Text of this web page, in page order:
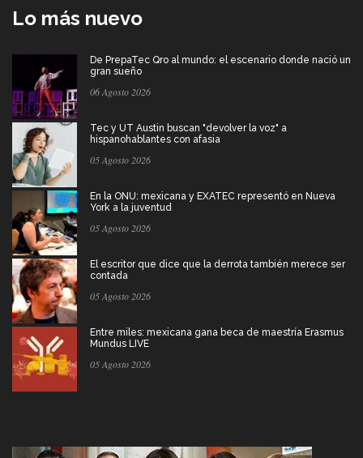
Lo más nuevo
De PrepaTec Qro al mundo: el escenario donde nació un
gran sueño
06 Agosto 2026
Tec y UT Austin buscan "devolver la voz" a
hispanohablantes con afasia
05 Agosto 2026
En la ONU: mexicana y EXATEC representó en Nueva
York a la juventud
05 Agosto 2026
El escritor que dice que la derrota también merece ser
contada
05 Agosto 2026
Entre miles: mexicana gana beca de maestría Erasmus
Mundus LIVE
05 Agosto 2026